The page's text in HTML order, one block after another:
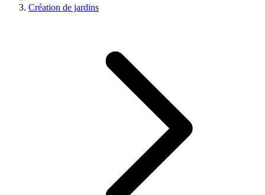
Création de jardins